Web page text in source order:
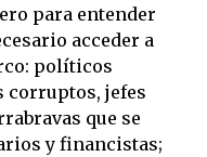
para entender
acceder a
políticos
corruptos, jefes
que se
y financistas;